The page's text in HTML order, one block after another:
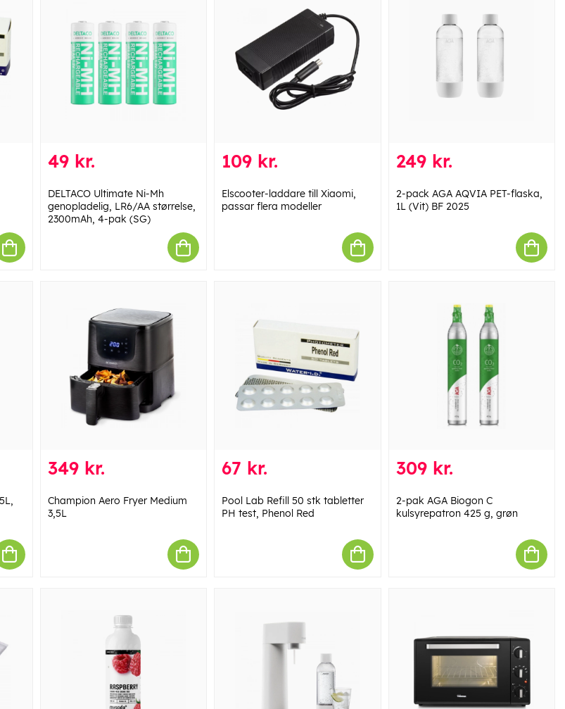
49 kr.
DELTACO Ultimate Ni-Mh
genopladelig, LR6/AA størrelse,
2300mAh, 4-pak (SG)
109 kr.
Elscooter-laddare till Xiaomi,
passar flera modeller
249 kr.
2-pack AGA AQVIA PET-flaska,
1L (Vit) BF 2025
349 kr.
Champion Aero Fryer Medium
3,5L
67 kr.
Pool Lab Refill 50 stk tabletter
PH test, Phenol Red
309 kr.
2-pak AGA Biogon C
kulsyrepatron 425 g, grøn